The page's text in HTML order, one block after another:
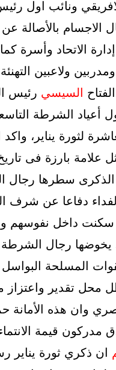
ونائب اول
الاجسام بالأصالة عن
الاتحاد وأسرة
ولاعبين
السيسي رئيس
أعياد الشرطة
لثورة يناير،
علامة بارزة فى
سطرها رجال
دفاعا عن شرف
سكنت داخل نفوسهم
يخوضها رجال
المسلحة
محل تقدير واعتزاز
وان هذه الأمانة
مدركون قيمة
ان ذكري ثورة